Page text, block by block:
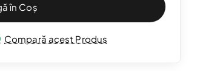
în Coș
Compară acest Produs